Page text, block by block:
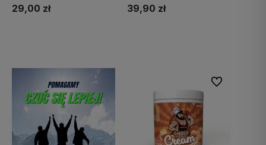
29,00 zł 39,90 zł
Do ulubionych